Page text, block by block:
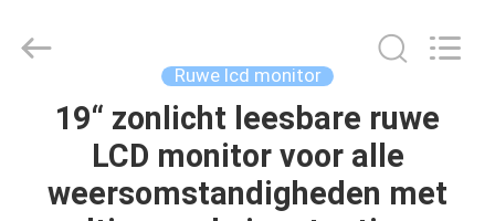
HUIS
PRODUCTEN
Equipment
Ruwe lcd monitor
19“ zonlicht leesbare ruwe
LCD monitor voor alle
weersomstandigheden met